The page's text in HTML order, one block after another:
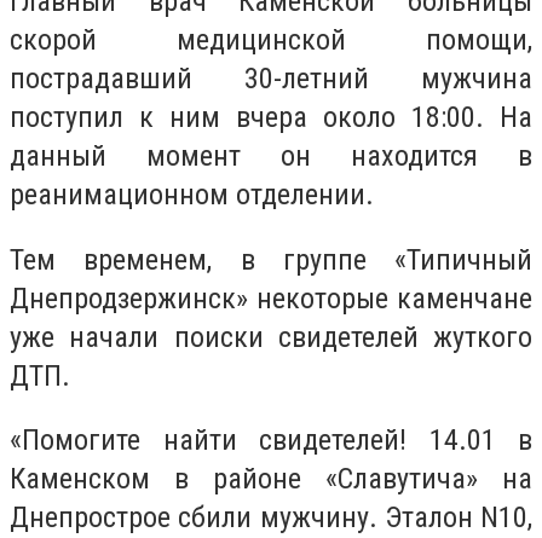
скорой медицинской помощи,
пострадавший 30-летний мужчина
поступил к ним вчера около 18:00. На
данный момент он находится в
реанимационном отделении.
Тем временем, в группе «Типичный
Днепродзержинск» некоторые каменчане
уже начали поиски свидетелей жуткого
ДТП.
«Помогите найти свидетелей! 14.01 в
Каменском в районе «Славутича» на
Днепрострое сбили мужчину. Эталон N10,